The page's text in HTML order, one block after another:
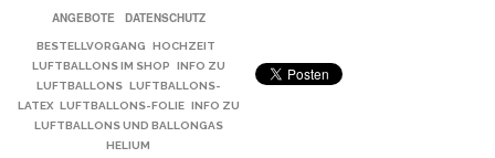
ANGEBOTE
DATENSCHUTZ
BESTELLVORGANG
HOCHZEIT
LUFTBALLONS IM SHOP
INFO ZU
LUFTBALLONS LUFTBALLONS-
LATEX LUFTBALLONS-FOLIE INFO ZU
LUFTBALLONS UND BALLONGAS
HELIUM